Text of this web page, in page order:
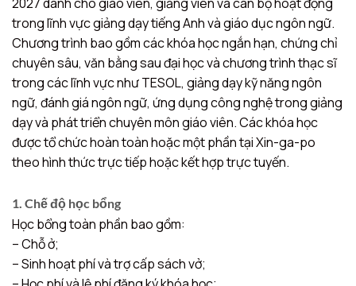
trong lĩnh vực giảng dạy tiếng Anh và giáo dục ngôn ngữ.
Chương trình bao gồm các khóa học ngắn hạn, chứng chỉ
chuyên sâu, văn bằng sau đại học và chương trình thạc sĩ
trong các lĩnh vực như TESOL, giảng dạy kỹ năng ngôn
ngữ, đánh giá ngôn ngữ, ứng dụng công nghệ trong giảng
dạy và phát triển chuyên môn giáo viên. Các khóa học
được tổ chức hoàn toàn hoặc một phần tại Xin-ga-po
theo hình thức trực tiếp hoặc kết hợp trực tuyến.
1. Chế độ học bổng
Học bổng toàn phần bao gồm:
– Chỗ ở;
– Sinh hoạt phí và trợ cấp sách vở;